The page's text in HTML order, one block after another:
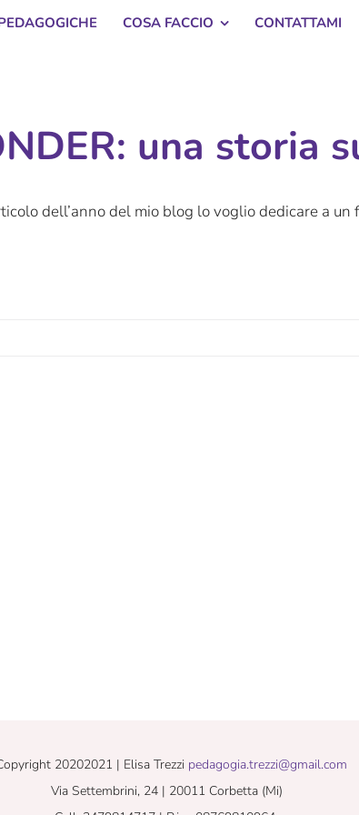
COSA FACCIO CONTATTAMI
una storia
dell’anno del mio blog lo voglio dedicare a
20202021 | Elisa Trezzi pedagogia.trezzi@gmail.com
Via Settembrini, 24 | 20011 Corbetta (Mi)